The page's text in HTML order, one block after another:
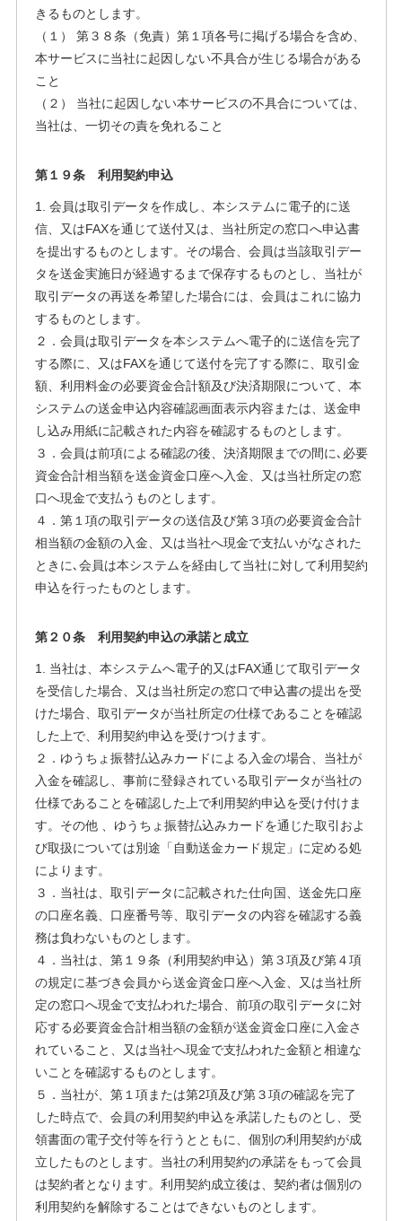
きるものとします。
（１） 第３８条（免責）第１項各号に掲げる場合を含め、
本サービスに当社に起因しない不具合が生じる場合がある
こと
（２） 当社に起因しない本サービスの不具合については、
当社は、一切その責を免れること
第１９条 利用契約申込
1. 会員は取引データを作成し、本システムに電子的に送
信、又はFAXを通じて送付又は、当社所定の窓口へ申込書
を提出するものとします。その場合、会員は当該取引デー
タを送金実施日が経過するまで保存するものとし、当社が
取引データの再送を希望した場合には、会員はこれに協力
するものとします。
２．会員は取引データを本システムへ電子的に送信を完了
する際に、又はFAXを通じて送付を完了する際に、取引金
額、利用料金の必要資金合計額及び決済期限について、本
システムの送金申込内容確認画面表示内容または、送金申
し込み用紙に記載された内容を確認するものとします。
３．会員は前項による確認の後、決済期限までの間に､必要
資金合計相当額を送金資金口座へ入金、又は当社所定の窓
口へ現金で支払うものとします。
４．第１項の取引データの送信及び第３項の必要資金合計
相当額の金額の入金、又は当社へ現金で支払いがなされた
ときに､会員は本システムを経由して当社に対して利用契約
申込を行ったものとします。
第２０条 利用契約申込の承諾と成立
1. 当社は、本システムへ電子的又はFAX通じて取引データ
を受信した場合、又は当社所定の窓口で申込書の提出を受
けた場合、取引データが当社所定の仕様であることを確認
した上で、利用契約申込を受けつけます。
２．ゆうちょ振替払込みカードによる入金の場合、当社が
入金を確認し、事前に登録されている取引データが当社の
仕様であることを確認した上で利用契約申込を受け付けま
す。その他 、ゆうちょ振替払込みカードを通じた取引およ
び取扱については別途「自動送金カード規定」に定める処
によります。
３．当社は、取引データに記載された仕向国、送金先口座
の口座名義、口座番号等、取引データの内容を確認する義
務は負わないものとします。
４．当社は、第１９条（利用契約申込）第３項及び第４項
の規定に基づき会員から送金資金口座へ入金、又は当社所
定の窓口へ現金で支払われた場合、前項の取引データに対
応する必要資金合計相当額の金額が送金資金口座に入金さ
れていること、又は当社へ現金で支払われた金額と相違な
いことを確認するものとします。
５．当社が、第１項または第2項及び第３項の確認を完了
した時点で、会員の利用契約申込を承諾したものとし、受
領書面の電子交付等を行うとともに、個別の利用契約が成
立したものとします。当社の利用契約の承諾をもって会員
は契約者となります。利用契約成立後は、契約者は個別の
利用契約を解除することはできないものとします。